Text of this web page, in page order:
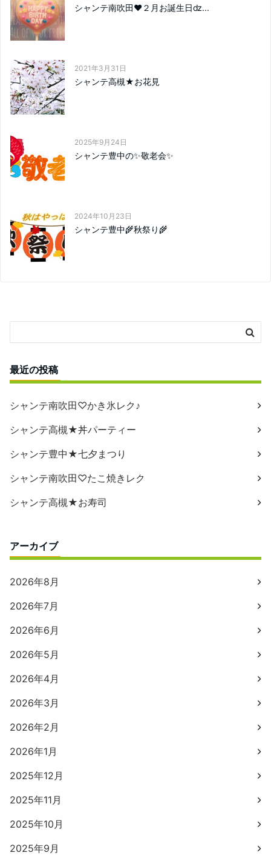
シャンテ南吹田❤２月お誕生日ǳ...
2021年3月31日
シャンテ高槻★お花見
2025年9月24日
シャンテ豊中の✨敬老会✨
2024年10月23日
シャンテ豊中🌾秋祭り🌾
最近の投稿
シャンテ南吹田♡かき氷レク♪
シャンテ高槻★丼パーティー
シャンテ豊中★七夕まつり
シャンテ南吹田♡たこ焼きレク
シャンテ高槻★お寿司
アーカイブ
2026年8月
2026年7月
2026年6月
2026年5月
2026年4月
2026年3月
2026年2月
2026年1月
2025年12月
2025年11月
2025年10月
2025年9月